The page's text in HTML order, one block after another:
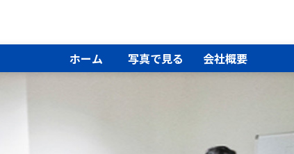
ホーム 写真で見る 会社概要